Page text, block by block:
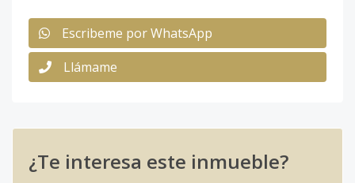
Escribeme por WhatsApp
Llámame
¿Te interesa este inmueble?